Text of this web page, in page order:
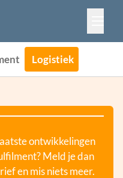
Logistiek
ontwikkelingen
Meld je dan
en mis niets meer.